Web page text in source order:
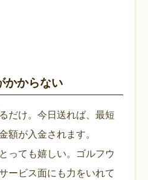
かからない
だけ。今日送れば、最短
額が入金されます。
っても嬉しい。ゴルフウ
ービス面にも力をいれて